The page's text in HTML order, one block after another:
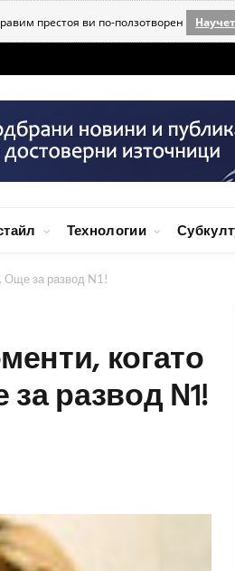
престоя ви по-ползотворен
Технологии
Още за развод N1!
когато
развод N1!